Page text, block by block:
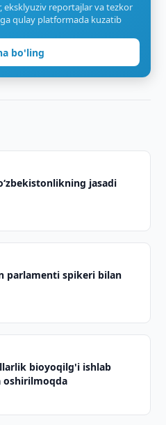
eksklyuziv reportajlar va tezkor
qulay platformada kuzatib
bo'ling
jasadi
parlamenti spikeri bilan
bioyoqilg'i ishlab
oshirilmoqda